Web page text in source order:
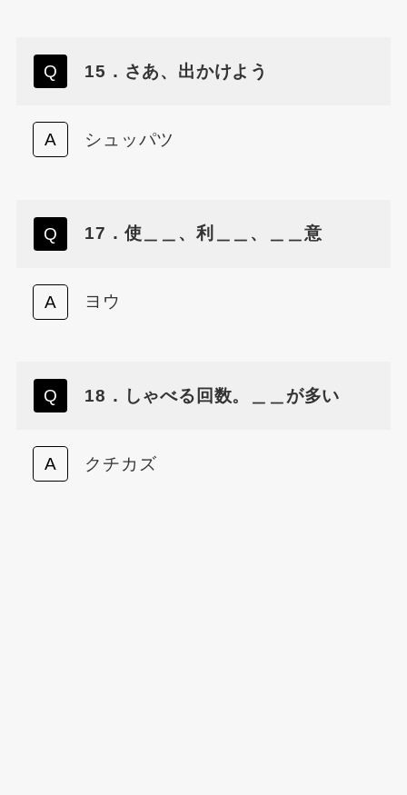
15．さあ、出かけよう
シュッパツ
17．使＿＿、利＿＿、＿＿意
ヨウ
18．しゃべる回数。＿＿が多い
クチカズ